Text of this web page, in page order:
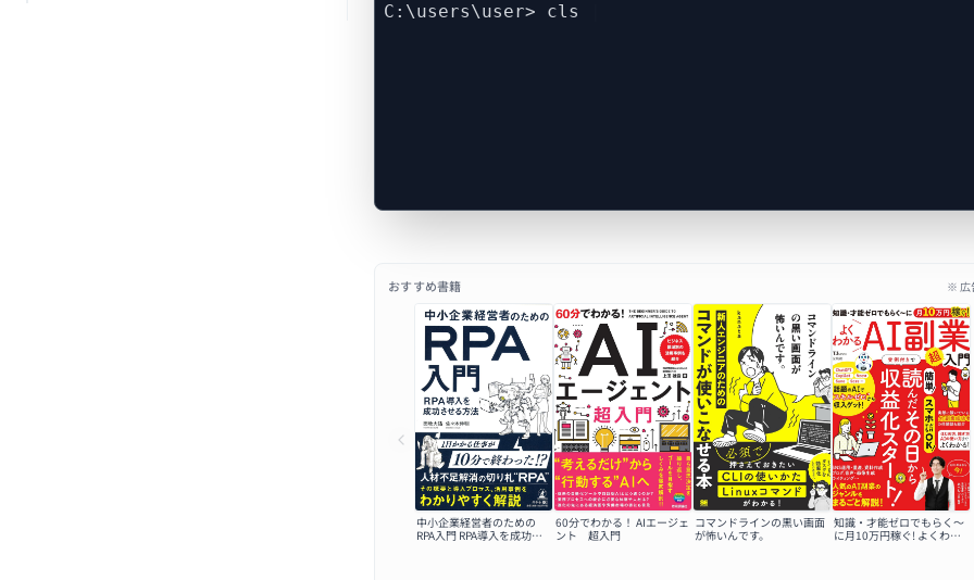
C:\users\user> cls
おすすめ書籍 ※ 広
中小企業経営者のための
RPA入門 RPA導入を成功さ
60分でわかる！ AIエージェ
ント 超入門
コマンドラインの黒い画面
が怖いんです。
知識・才能ゼロでもらく～
に月10万円稼ぐ! よくわか